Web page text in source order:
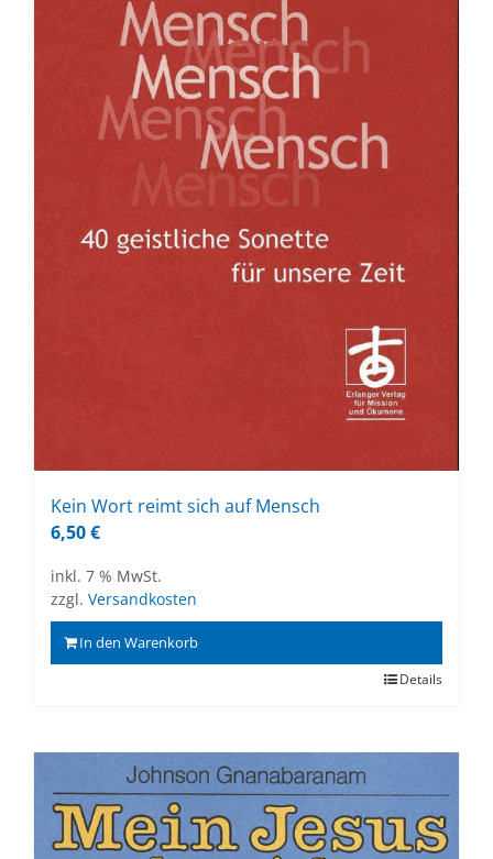
Kein Wort reimt sich auf Mensch
6,50€
inkl. 7 % MwSt.
zzgl. Versandkosten
In den Warenkorb
Details